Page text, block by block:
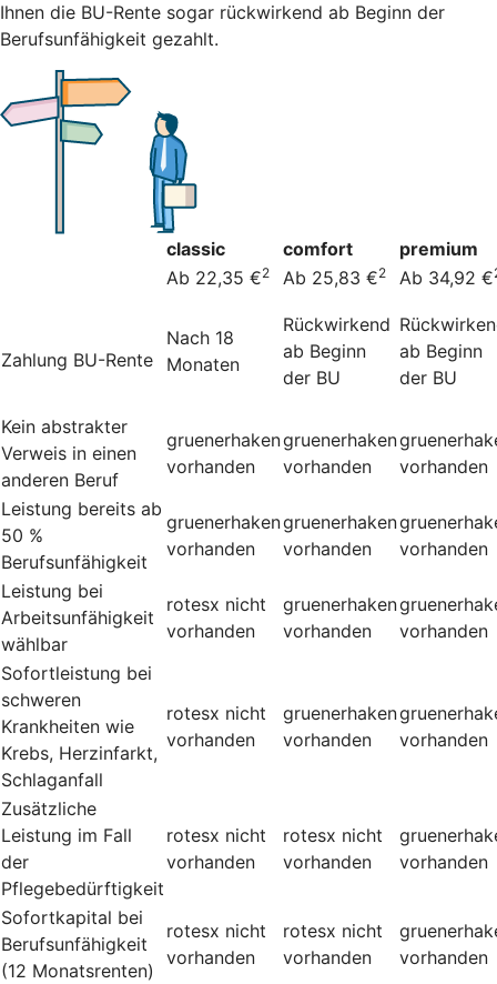
Ihnen die BU-Rente sogar rückwirkend ab Beginn der
Berufsunfähigkeit gezahlt.
classic comfort
premium
Ab 22,35 €2 Ab 25,83 €2 Ab 34,92 €
Zahlung BU-Rente
Nach 18
Monaten
Rückwirkend
ab Beginn
der BU
ab Beginn
der BU
Kein abstrakter
Verweis in einen
anderen Beruf
gruenerhaken
vorhanden
gruenerhaken
vorhanden
vorhanden
Leistung bereits ab
50 %
Berufsunfähigkeit
gruenerhaken
vorhanden
gruenerhaken
vorhanden
vorhanden
Leistung bei
Arbeitsunfähigkeit
wählbar
rotesx nicht
vorhanden
gruenerhaken
vorhanden
vorhanden
Sofortleistung bei
schweren
Krankheiten wie
Krebs, Herzinfarkt,
Schlaganfall
rotesx nicht
vorhanden
gruenerhaken
vorhanden
vorhanden
Zusätzliche
Leistung im Fall
der
Pflegebedürftigkeit
rotesx nicht
vorhanden
rotesx nicht
vorhanden
vorhanden
Sofortkapital bei
Berufsunfähigkeit
(12 Monatsrenten)
rotesx nicht
vorhanden
rotesx nicht
vorhanden
vorhanden